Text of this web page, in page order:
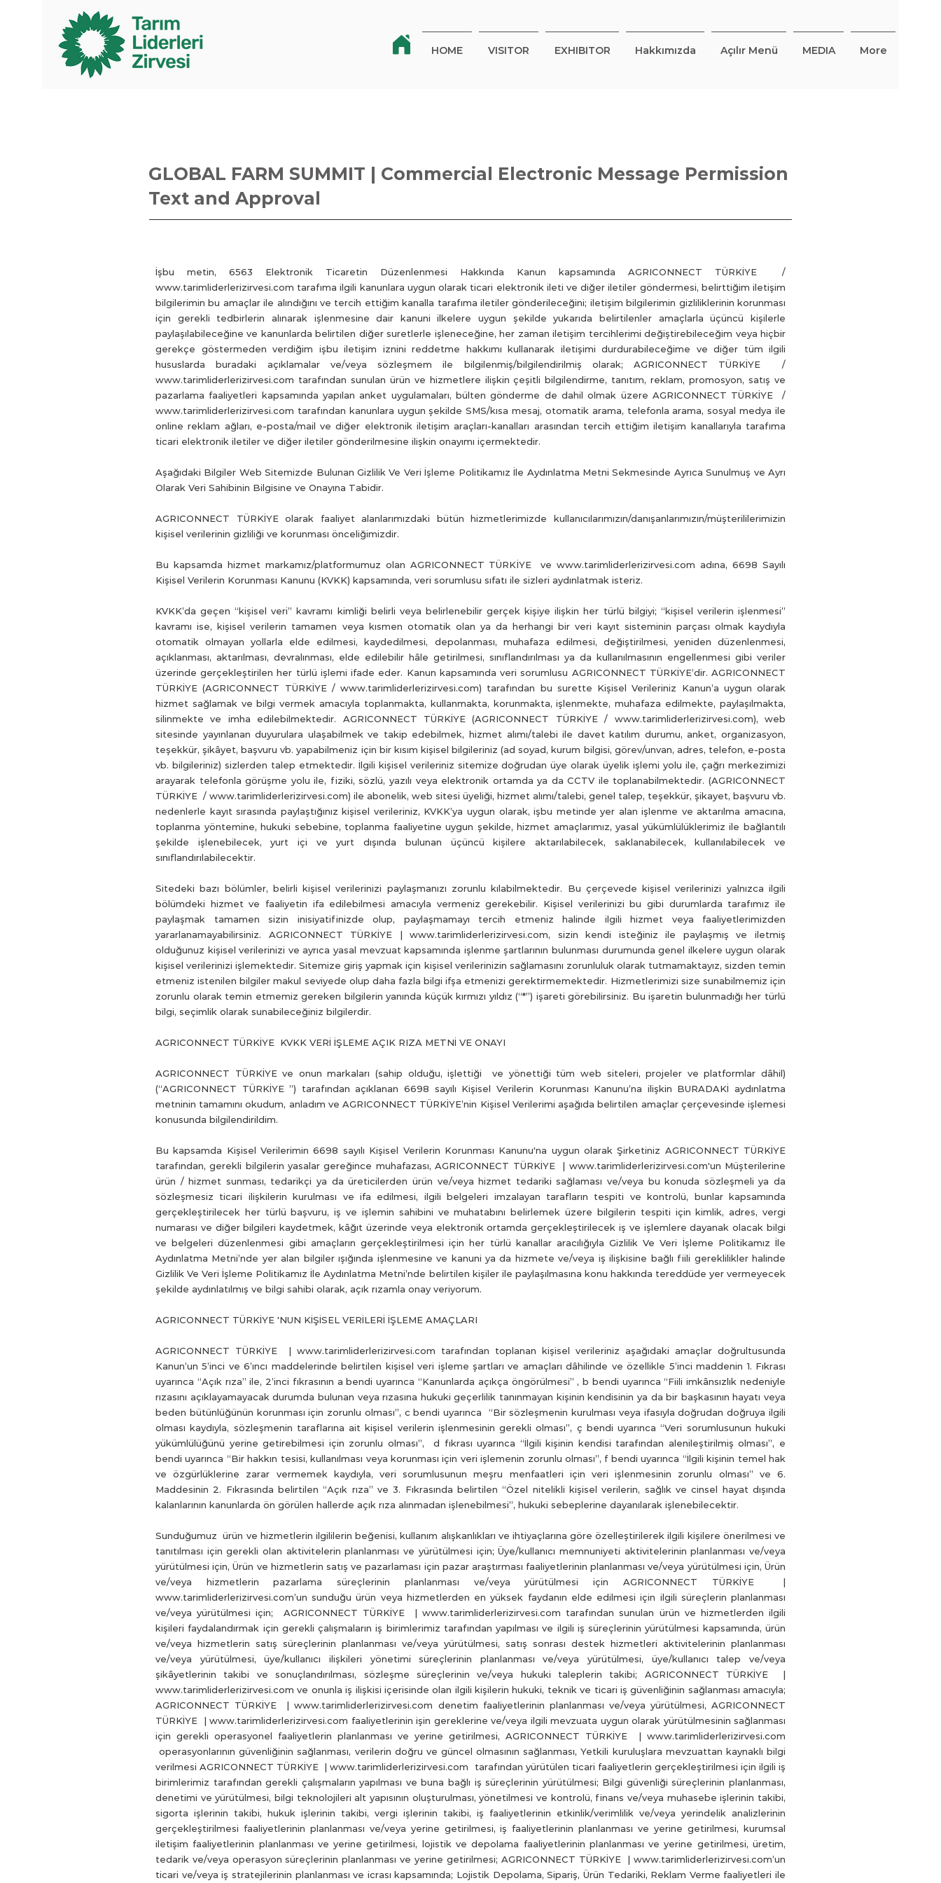
HOME VISITOR EXHIBITOR Hakkımızda Açılır Menü MEDIA More
GLOBAL FARM SUMMIT | Commercial Electronic Message Permission
Text and Approval
İşbu metin, 6563 Elektronik Ticaretin Düzenlenmesi Hakkında Kanun kapsamında AGRICONNECT TÜRKİYE /
www.tarimliderlerizirvesi.com tarafıma ilgili kanunlara uygun olarak ticari elektronik ileti ve diğer iletiler göndermesi, belirttiğim iletişim
bilgilerimin bu amaçlar ile alındığını ve tercih ettiğim kanalla tarafıma iletiler gönderileceğini; iletişim bilgilerimin gizliliklerinin korunması
için gerekli tedbirlerin alınarak işlenmesine dair kanuni ilkelere uygun şekilde yukarıda belirtilenler amaçlarla üçüncü kişilerle
paylaşılabileceğine ve kanunlarda belirtilen diğer suretlerle işleneceğine, her zaman iletişim tercihlerimi değiştirebileceğim veya hiçbir
gerekçe göstermeden verdiğim işbu iletişim iznini reddetme hakkımı kullanarak iletişimi durdurabileceğime ve diğer tüm ilgili
hususlarda buradaki açıklamalar ve/veya sözleşmem ile bilgilenmiş/bilgilendirilmiş olarak; AGRICONNECT TÜRKİYE /
www.tarimliderlerizirvesi.com tarafından sunulan ürün ve hizmetlere ilişkin çeşitli bilgilendirme, tanıtım, reklam, promosyon, satış ve
pazarlama faaliyetleri kapsamında yapılan anket uygulamaları, bülten gönderme de dahil olmak üzere AGRICONNECT TÜRKİYE /
www.tarimliderlerizirvesi.com tarafından kanunlara uygun şekilde SMS/kısa mesaj, otomatik arama, telefonla arama, sosyal medya ile
online reklam ağları, e-posta/mail ve diğer elektronik iletişim araçları-kanalları arasından tercih ettiğim iletişim kanallarıyla tarafıma
ticari elektronik iletiler ve diğer iletiler gönderilmesine ilişkin onayımı içermektedir.
Aşağıdaki Bilgiler Web Sitemizde Bulunan Gizlilik Ve Veri İşleme Politikamız İle Aydınlatma Metni Sekmesinde Ayrıca Sunulmuş ve Ayrı
Olarak Veri Sahibinin Bilgisine ve Onayına Tabidir.
AGRICONNECT TÜRKİYE olarak faaliyet alanlarımızdaki bütün hizmetlerimizde kullanıcılarımızın/danışanlarımızın/müşterililerimizin
kişisel verilerinin gizliliği ve korunması önceliğimizdir.
Bu kapsamda hizmet markamız/platformumuz olan AGRICONNECT TÜRKİYE ve www.tarimliderlerizirvesi.com adına, 6698 Sayılı
Kişisel Verilerin Korunması Kanunu (KVKK) kapsamında, veri sorumlusu sıfatı ile sizleri aydınlatmak isteriz.
KVKK’da geçen “kişisel veri” kavramı kimliği belirli veya belirlenebilir gerçek kişiye ilişkin her türlü bilgiyi; “kişisel verilerin işlenmesi”
kavramı ise, kişisel verilerin tamamen veya kısmen otomatik olan ya da herhangi bir veri kayıt sisteminin parçası olmak kaydıyla
otomatik olmayan yollarla elde edilmesi, kaydedilmesi, depolanması, muhafaza edilmesi, değiştirilmesi, yeniden düzenlenmesi,
açıklanması, aktarılması, devralınması, elde edilebilir hâle getirilmesi, sınıflandırılması ya da kullanılmasının engellenmesi gibi veriler
üzerinde gerçekleştirilen her türlü işlemi ifade eder. Kanun kapsamında veri sorumlusu AGRICONNECT TÜRKİYE’dir. AGRICONNECT
TÜRKİYE (AGRICONNECT TÜRKİYE / www.tarimliderlerizirvesi.com) tarafından bu surette Kişisel Verileriniz Kanun’a uygun olarak
hizmet sağlamak ve bilgi vermek amacıyla toplanmakta, kullanmakta, korunmakta, işlenmekte, muhafaza edilmekte, paylaşılmakta,
silinmekte ve imha edilebilmektedir. AGRICONNECT TÜRKİYE (AGRICONNECT TÜRKİYE / www.tarimliderlerizirvesi.com), web
sitesinde yayınlanan duyurulara ulaşabilmek ve takip edebilmek, hizmet alımı/talebi ile davet katılım durumu, anket, organizasyon,
teşekkür, şikâyet, başvuru vb. yapabilmeniz için bir kısım kişisel bilgileriniz (ad soyad, kurum bilgisi, görev/unvan, adres, telefon, e-posta
vb. bilgileriniz) sizlerden talep etmektedir. İlgili kişisel verileriniz sitemize doğrudan üye olarak üyelik işlemi yolu ile, çağrı merkezimizi
arayarak telefonla görüşme yolu ile, fiziki, sözlü, yazılı veya elektronik ortamda ya da CCTV ile toplanabilmektedir. (AGRICONNECT
TÜRKİYE / www.tarimliderlerizirvesi.com) ile abonelik, web sitesi üyeliği, hizmet alımı/talebi, genel talep, teşekkür, şikayet, başvuru vb.
nedenlerle kayıt sırasında paylaştığınız kişisel verileriniz, KVKK’ya uygun olarak, işbu metinde yer alan işlenme ve aktarılma amacına,
toplanma yöntemine, hukuki sebebine, toplanma faaliyetine uygun şekilde, hizmet amaçlarımız, yasal yükümlülüklerimiz ile bağlantılı
şekilde işlenebilecek, yurt içi ve yurt dışında bulunan üçüncü kişilere aktarılabilecek, saklanabilecek, kullanılabilecek ve
sınıflandırılabilecektir.
Sitedeki bazı bölümler, belirli kişisel verilerinizi paylaşmanızı zorunlu kılabilmektedir. Bu çerçevede kişisel verilerinizi yalnızca ilgili
bölümdeki hizmet ve faaliyetin ifa edilebilmesi amacıyla vermeniz gerekebilir. Kişisel verilerinizi bu gibi durumlarda tarafımız ile
paylaşmak tamamen sizin inisiyatifinizde olup, paylaşmamayı tercih etmeniz halinde ilgili hizmet veya faaliyetlerimizden
yararlanamayabilirsiniz. AGRICONNECT TÜRKİYE |www.tarimliderlerizirvesi.com, sizin kendi isteğiniz ile paylaşmış ve iletmiş
olduğunuz kişisel verilerinizi ve ayrıca yasal mevzuat kapsamında işlenme şartlarının bulunması durumunda genel ilkelere uygun olarak
kişisel verilerinizi işlemektedir. Sitemize giriş yapmak için kişisel verilerinizin sağlamasını zorunluluk olarak tutmamaktayız, sizden temin
etmeniz istenilen bilgiler makul seviyede olup daha fazla bilgi ifşa etmenizi gerektirmemektedir. Hizmetlerimizi size sunabilmemiz için
zorunlu olarak temin etmemiz gereken bilgilerin yanında küçük kırmızı yıldız (“*”) işareti görebilirsiniz. Bu işaretin bulunmadığı her türlü
bilgi, seçimlik olarak sunabileceğiniz bilgilerdir.
AGRICONNECT TÜRKİYE KVKK VERİ İŞLEME AÇIK RIZA METNİ VE ONAYI
AGRICONNECT TÜRKİYE ve onun markaları (sahip olduğu, işlettiği ve yönettiği tüm web siteleri, projeler ve platformlar dâhil)
(“AGRICONNECT TÜRKİYE ”) tarafından açıklanan 6698 sayılı Kişisel Verilerin Korunması Kanunu’na ilişkin BURADAKİ aydınlatma
metninin tamamını okudum, anladım ve AGRICONNECT TÜRKİYE’nin Kişisel Verilerimi aşağıda belirtilen amaçlar çerçevesinde işlemesi
konusunda bilgilendirildim.
Bu kapsamda Kişisel Verilerimin 6698 sayılı Kişisel Verilerin Korunması Kanunu'na uygun olarak Şirketiniz AGRICONNECT TÜRKİYE
tarafından, gerekli bilgilerin yasalar gereğince muhafazası, AGRICONNECT TÜRKİYE | www.tarimliderlerizirvesi.com'un Müşterilerine
ürün / hizmet sunması, tedarikçi ya da üreticilerden ürün ve/veya hizmet tedariki sağlaması ve/veya bu konuda sözleşmeli ya da
sözleşmesiz ticari ilişkilerin kurulması ve ifa edilmesi, ilgili belgeleri imzalayan tarafların tespiti ve kontrolü, bunlar kapsamında
gerçekleştirilecek her türlü başvuru, iş ve işlemin sahibini ve muhatabını belirlemek üzere bilgilerin tespiti için kimlik, adres, vergi
numarası ve diğer bilgileri kaydetmek, kâğıt üzerinde veya elektronik ortamda gerçekleştirilecek iş ve işlemlere dayanak olacak bilgi
ve belgeleri düzenlenmesi gibi amaçların gerçekleştirilmesi için her türlü kanallar aracılığıyla Gizlilik Ve Veri İşleme Politikamız İle
Aydınlatma Metni’nde yer alan bilgiler ışığında işlenmesine ve kanuni ya da hizmete ve/veya iş ilişkisine bağlı fiili gereklilikler halinde
Gizlilik Ve Veri İşleme Politikamız İle Aydınlatma Metni’nde belirtilen kişiler ile paylaşılmasına konu hakkında tereddüde yer vermeyecek
şekilde aydınlatılmış ve bilgi sahibi olarak, açık rızamla onay veriyorum.
AGRICONNECT TÜRKİYE 'NUN KİŞİSEL VERİLERİ İŞLEME AMAÇLARI
AGRICONNECT TÜRKİYE | www.tarimliderlerizirvesi.com tarafından toplanan kişisel verileriniz aşağıdaki amaçlar doğrultusunda
Kanun’un 5’inci ve 6’ıncı maddelerinde belirtilen kişisel veri işleme şartları ve amaçları dâhilinde ve özellikle 5’inci maddenin 1. Fıkrası
uyarınca “Açık rıza” ile, 2’inci fıkrasının a bendi uyarınca “Kanunlarda açıkça öngörülmesi” , b bendi uyarınca “Fiili imkânsızlık nedeniyle
rızasını açıklayamayacak durumda bulunan veya rızasına hukuki geçerlilik tanınmayan kişinin kendisinin ya da bir başkasının hayatı veya
beden bütünlüğünün korunması için zorunlu olması”, c bendi uyarınca “Bir sözleşmenin kurulması veya ifasıyla doğrudan doğruya ilgili
olması kaydıyla, sözleşmenin taraflarına ait kişisel verilerin işlenmesinin gerekli olması”, ç bendi uyarınca “Veri sorumlusunun hukuki
yükümlülüğünü yerine getirebilmesi için zorunlu olması”, d fıkrası uyarınca “İlgili kişinin kendisi tarafından alenileştirilmiş olması”, e
bendi uyarınca “Bir hakkın tesisi, kullanılması veya korunması için veri işlemenin zorunlu olması”, f bendi uyarınca “İlgili kişinin temel hak
ve özgürlüklerine zarar vermemek kaydıyla, veri sorumlusunun meşru menfaatleri için veri işlenmesinin zorunlu olması” ve 6.
Maddesinin 2. Fıkrasında belirtilen “Açık rıza” ve 3. Fıkrasında belirtilen “Özel nitelikli kişisel verilerin, sağlık ve cinsel hayat dışında
kalanlarının kanunlarda ön görülen hallerde açık rıza alınmadan işlenebilmesi”, hukuki sebeplerine dayanılarak işlenebilecektir.
Sunduğumuz ürün ve hizmetlerin ilgililerin beğenisi, kullanım alışkanlıkları ve ihtiyaçlarına göre özelleştirilerek ilgili kişilere önerilmesi ve
tanıtılması için gerekli olan aktivitelerin planlanması ve yürütülmesi için; Üye/kullanıcı memnuniyeti aktivitelerinin planlanması ve/veya
yürütülmesi için, Ürün ve hizmetlerin satış ve pazarlaması için pazar araştırması faaliyetlerinin planlanması ve/veya yürütülmesi için, Ürün
ve/veya hizmetlerin pazarlama süreçlerinin planlanması ve/veya yürütülmesi için AGRICONNECT TÜRKİYE |
www.tarimliderlerizirvesi.com’un sunduğu ürün veya hizmetlerden en yüksek faydanın elde edilmesi için ilgili süreçlerin planlanması
ve/veya yürütülmesi için; AGRICONNECT TÜRKİYE | www.tarimliderlerizirvesi.com tarafından sunulan ürün ve hizmetlerden ilgili
kişileri faydalandırmak için gerekli çalışmaların iş birimlerimiz tarafından yapılması ve ilgili iş süreçlerinin yürütülmesi kapsamında, ürün
ve/veya hizmetlerin satış süreçlerinin planlanması ve/veya yürütülmesi, satış sonrası destek hizmetleri aktivitelerinin planlanması
ve/veya yürütülmesi, üye/kullanıcı ilişkileri yönetimi süreçlerinin planlanması ve/veya yürütülmesi, üye/kullanıcı talep ve/veya
şikâyetlerinin takibi ve sonuçlandırılması, sözleşme süreçlerinin ve/veya hukuki taleplerin takibi; AGRICONNECT TÜRKİYE |
www.tarimliderlerizirvesi.com ve onunla iş ilişkisi içerisinde olan ilgili kişilerin hukuki, teknik ve ticari iş güvenliğinin sağlanması amacıyla;
AGRICONNECT TÜRKİYE | www.tarimliderlerizirvesi.com denetim faaliyetlerinin planlanması ve/veya yürütülmesi, AGRICONNECT
TÜRKİYE | www.tarimliderlerizirvesi.com faaliyetlerinin işin gereklerine ve/veya ilgili mevzuata uygun olarak yürütülmesinin sağlanması
için gerekli operasyonel faaliyetlerin planlanması ve yerine getirilmesi, AGRICONNECT TÜRKİYE | www.tarimliderlerizirvesi.com
operasyonlarının güvenliğinin sağlanması, verilerin doğru ve güncel olmasının sağlanması, Yetkili kuruluşlara mevzuattan kaynaklı bilgi
verilmesi AGRICONNECT TÜRKİYE | www.tarimliderlerizirvesi.com tarafından yürütülen ticari faaliyetlerin gerçekleştirilmesi için ilgili iş
birimlerimiz tarafından gerekli çalışmaların yapılması ve buna bağlı iş süreçlerinin yürütülmesi; Bilgi güvenliği süreçlerinin planlanması,
denetimi ve yürütülmesi, bilgi teknolojileri alt yapısının oluşturulması, yönetilmesi ve kontrolü, finans ve/veya muhasebe işlerinin takibi,
sigorta işlerinin takibi, hukuk işlerinin takibi, vergi işlerinin takibi, iş faaliyetlerinin etkinlik/verimlilik ve/veya yerindelik analizlerinin
gerçekleştirilmesi faaliyetlerinin planlanması ve/veya yerine getirilmesi, iş faaliyetlerinin planlanması ve yerine getirilmesi, kurumsal
iletişim faaliyetlerinin planlanması ve yerine getirilmesi, lojistik ve depolama faaliyetlerinin planlanması ve yerine getirilmesi, üretim,
tedarik ve/veya operasyon süreçlerinin planlanması ve yerine getirilmesi; AGRICONNECT TÜRKİYE | www.tarimliderlerizirvesi.com’un
ticari ve/veya iş stratejilerinin planlanması ve icrası kapsamında; Lojistik Depolama, Sipariş, Ürün Tedariki, Reklam Verme faaliyetleri ile